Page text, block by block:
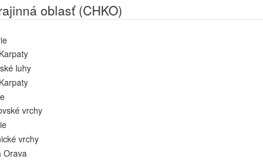
oblasť (CHKO)
luhy
vrchy
vrchy
Orava